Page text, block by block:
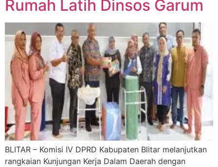
Rumah Latih Dinsos Garum
BLITAR – Komisi IV DPRD Kabupaten Blitar melanjutkan
rangkaian Kunjungan Kerja Dalam Daerah dengan